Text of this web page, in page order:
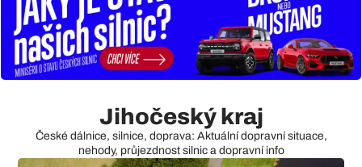
Jihočeský kraj
České dálnice, silnice, doprava: Aktuální dopravní situace,
nehody, průjezdnost silnic a dopravní info